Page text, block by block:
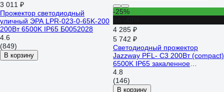
3 011 ₽
Прожектор светодиодный
уличный ЭРА LPR-023-0-65K-200
200Вт 6500K IP65 Б0052028
4.6
(849)
В корзину
-25%
4 285 ₽
5 742 ₽
Светодиодный прожектор
Jazzway PFL- C3 200Вт (compact)
6500K IP65 закаленное
прозрачное стекло 5023666A
4.8
(146)
В корзину